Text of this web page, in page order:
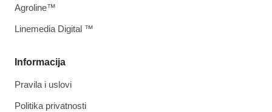
Informacija
Pravila i uslovi
Politika privatnosti
Agroline™
Linemedia Digital ™